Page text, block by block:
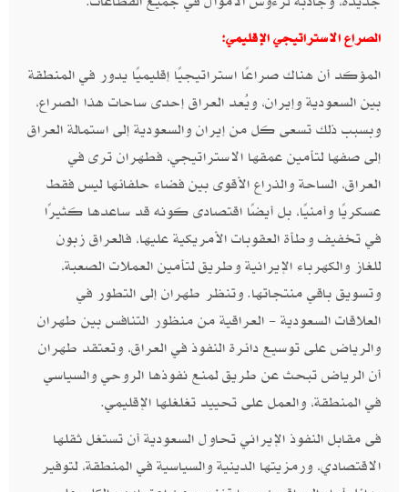
الصراع الاستراتيجي الإقليمي:
المؤكد أن هناك صراعًا استراتيجيًا إقليميًا يدور في المنطقة
بين السعودية وإيران، ويُعد العراق إحدى ساحات هذا الصراع،
وبسبب ذلك تسعى كل من إيران والسعودية إلى استمالة العراق
إلى صفها لتأمين عمقها الاستراتيجي، فطهران ترى في
العراق، الساحة والذراع الأقوى بين فضاء حلفائها ليس فقط
عسكريًا وأمنيًا، بل أيضًا اقتصادى كونه قد ساعدها كثيرًا
في تخفيف وطأة العقوبات الأمريكية عليها، فالعراق زبون
للغاز والكهرباء الإيرانية وطريق لتأمين العملات الصعبة،
وتسويق باقي منتجاتها. وتنظر طهران إلى التطور في
العلاقات السعودية - العراقية من منظور التنافس بين طهران
والرياض على توسيع دائرة النفوذ في العراق، وتعتقد طهران
أن الرياض تبحث عن طريق لمنع نفوذها الروحي والسياسي
في المنطقة، والعمل على تحييد تغلغلها الإقليمي.
فى مقابل النفوذ الإيراني تحاول السعودية أن تستغل ثقلها
الاقتصادي، ورمزيتها الدينية والسياسية في المنطقة، لتوفير